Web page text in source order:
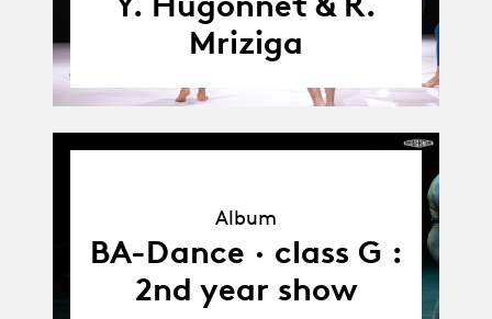
Mriziga
Album
BA-Dance · class G :
2nd year show